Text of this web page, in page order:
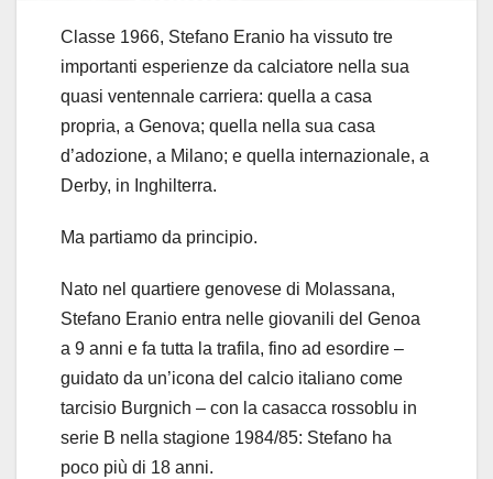
Classe 1966, Stefano Eranio ha vissuto tre
importanti esperienze da calciatore nella sua
quasi ventennale carriera: quella a casa
propria, a Genova; quella nella sua casa
d’adozione, a Milano; e quella internazionale, a
Derby, in Inghilterra.
Ma partiamo da principio.
Nato nel quartiere genovese di Molassana,
Stefano Eranio entra nelle giovanili del Genoa
a 9 anni e fa tutta la trafila, fino ad esordire –
guidato da un’icona del calcio italiano come
tarcisio Burgnich – con la casacca rossoblu in
serie B nella stagione 1984/85: Stefano ha
poco più di 18 anni.